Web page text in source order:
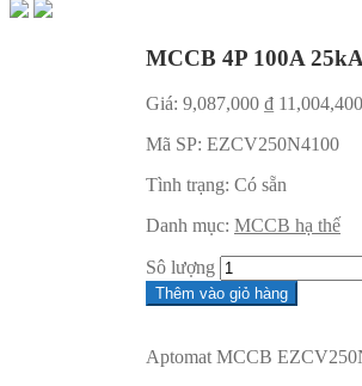
MCCB 4P 100A
Giá: 9,087,000 ₫ 11,004,400
Mã SP: EZCV250N4100
Tình trạng: Có sẵn
Danh mục: MCCB hạ thế
Sô lượng
Thêm vào giỏ hàng
Aptomat MCCB